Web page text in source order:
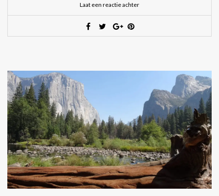
Laat een reactie achter